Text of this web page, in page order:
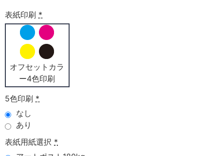
表紙印刷 *
オフセットカラ
ー4色印刷
5色印刷 *
なし
あり
表紙用紙選択 *